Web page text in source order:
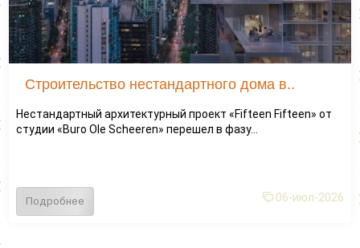
Строительство нестандартного дома в..
Нестандартный архитектурный проект «Fifteen Fifteen» от
студии «Buro Ole Scheeren» перешел в фазу...
Подробнее 06-июл-2026